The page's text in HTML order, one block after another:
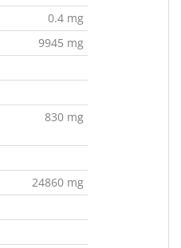
0.4 mg
9945 mg
830 mg
24860 mg